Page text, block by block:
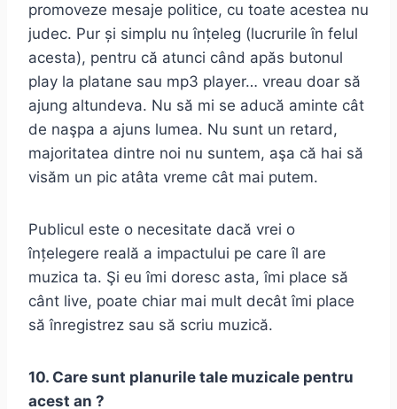
promoveze mesaje politice, cu toate acestea nu
judec. Pur și simplu nu înțeleg (lucrurile în felul
acesta), pentru că atunci când apăs butonul
play la platane sau mp3 player… vreau doar să
ajung altundeva. Nu să mi se aducă aminte cât
de naşpa a ajuns lumea. Nu sunt un retard,
majoritatea dintre noi nu suntem, aşa că hai să
visăm un pic atâta vreme cât mai putem.
Publicul este o necesitate dacă vrei o
înțelegere reală a impactului pe care îl are
muzica ta. Şi eu îmi doresc asta, îmi place să
cânt live, poate chiar mai mult decât îmi place
să înregistrez sau să scriu muzică.
10. Care sunt planurile tale muzicale pentru
acest an ?